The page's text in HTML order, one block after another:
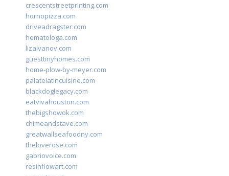
crescentstreetprinting.com
hornopizza.com
driveadragster.com
hematologa.com
lizaivanov.com
guesttinyhomes.com
home-plow-by-meyer.com
palatelatincuisine.com
blackdoglegacy.com
eatvivahouston.com
thebigshowok.com
chimeandstave.com
greatwallseafoodny.com
theloverose.com
gabriovoice.com
resinflowart.com